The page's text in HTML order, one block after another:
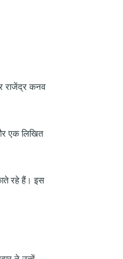
राजेंद्र कनव
एक लिखित
रहे हैं। इस